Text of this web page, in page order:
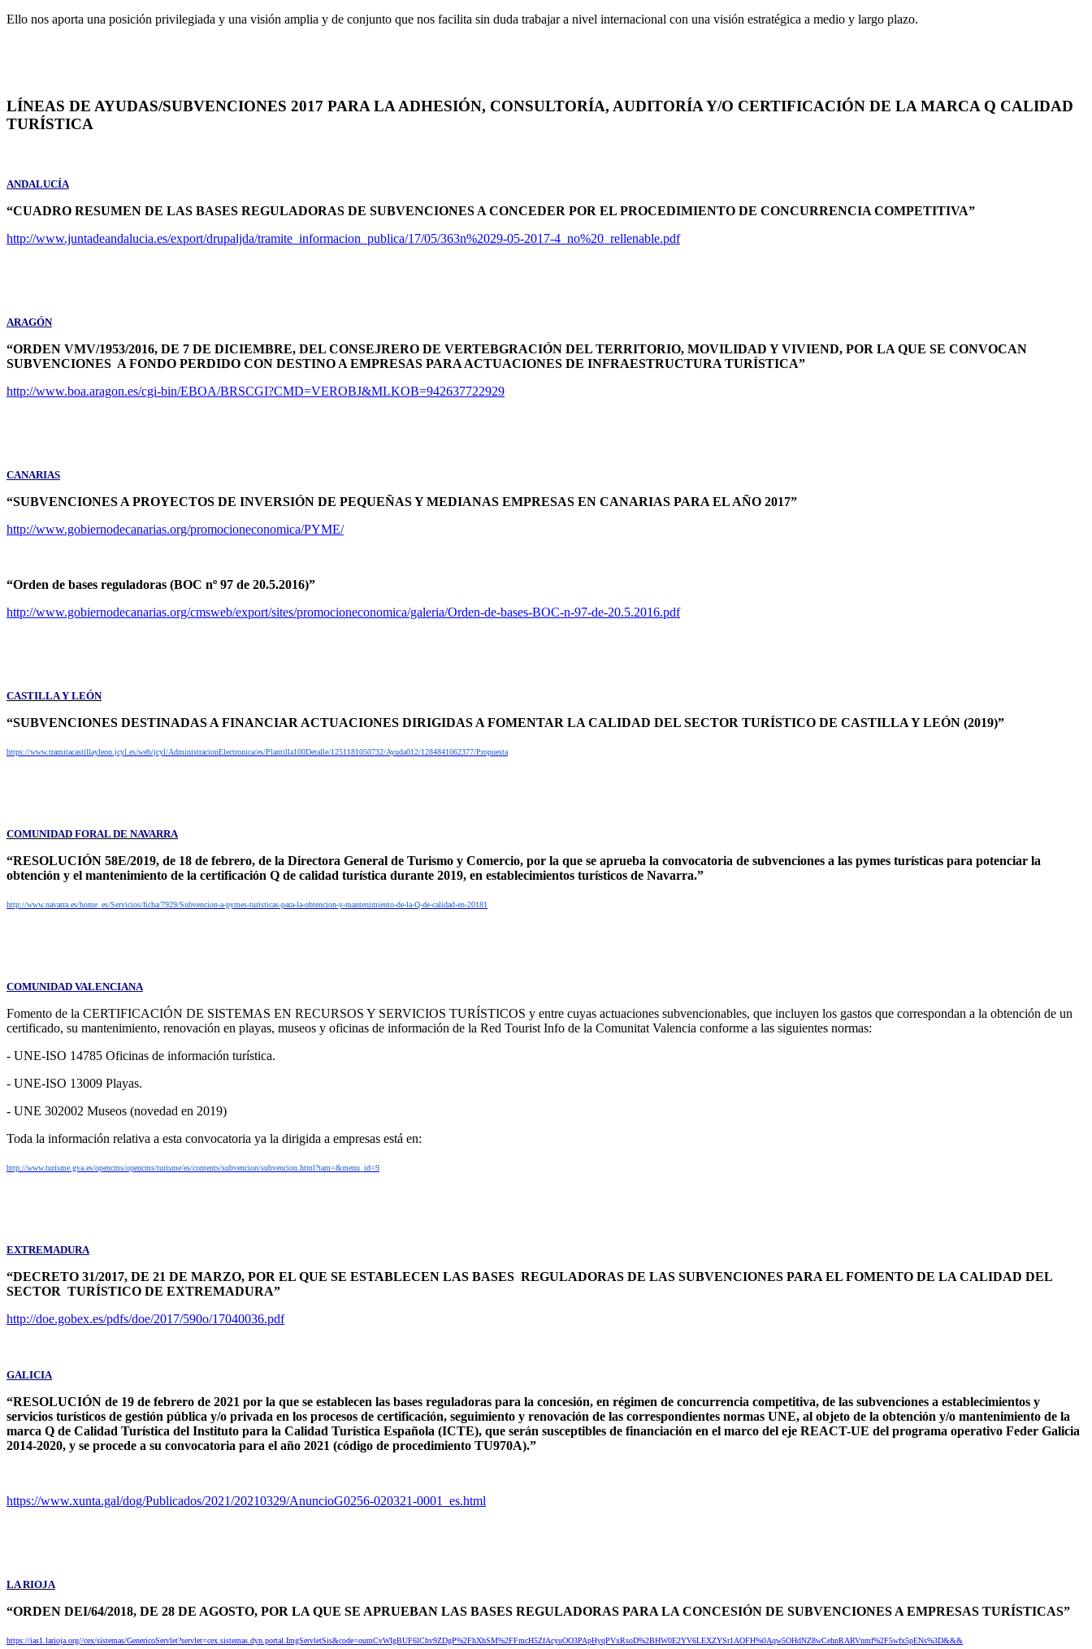
Ello nos aporta una posición privilegiada y una visión amplia y de conjunto que nos facilita sin duda trabajar a nivel internacional con una visión estratégica a medio y largo plazo.
LÍNEAS DE AYUDAS/SUBVENCIONES 2017 PARA LA ADHESIÓN, CONSULTORÍA, AUDITORÍA Y/O CERTIFICACIÓN DE LA MARCA Q CALIDAD
TURÍSTICA
ANDALUCÍA
“CUADRO RESUMEN DE LAS BASES REGULADORAS DE SUBVENCIONES A CONCEDER POR EL PROCEDIMIENTO DE CONCURRENCIA COMPETITIVA”
http://www.juntadeandalucia.es/export/drupaljda/tramite_informacion_publica/17/05/363n%2029-05-2017-4_no%20_rellenable.pdf
ARAGÓN
“ORDEN VMV/1953/2016, DE 7 DE DICIEMBRE, DEL CONSEJRERO DE VERTEBGRACIÓN DEL TERRITORIO, MOVILIDAD Y VIVIEND, POR LA QUE SE CONVOCAN
SUBVENCIONES A FONDO PERDIDO CON DESTINO A EMPRESAS PARA ACTUACIONES DE INFRAESTRUCTURA TURÍSTICA”
http://www.boa.aragon.es/cgi-bin/EBOA/BRSCGI?CMD=VEROBJ&MLKOB=942637722929
CANARIAS
“SUBVENCIONES A PROYECTOS DE INVERSIÓN DE PEQUEÑAS Y MEDIANAS EMPRESAS EN CANARIAS PARA EL AÑO 2017”
http://www.gobiernodecanarias.org/promocioneconomica/PYME/
“Orden de bases reguladoras (BOC nº 97 de 20.5.2016)”
http://www.gobiernodecanarias.org/cmsweb/export/sites/promocioneconomica/galeria/Orden-de-bases-BOC-n-97-de-20.5.2016.pdf
CASTILLA Y LEÓN
“SUBVENCIONES DESTINADAS A FINANCIAR ACTUACIONES DIRIGIDAS A FOMENTAR LA CALIDAD DEL SECTOR TURÍSTICO DE CASTILLA Y LEÓN (2019)”
https://www.tramitacastillayleon.jcyl.es/web/jcyl/AdministracionElectronica/es/Plantilla100Detalle/1251181050732/Ayuda012/1284841062377/Propuesta
COMUNIDAD FORAL DE NAVARRA
“RESOLUCIÓN 58E/2019, de 18 de febrero, de la Directora General de Turismo y Comercio, por la que se aprueba la convocatoria de subvenciones a las pymes turísticas para potenciar la
obtención y el mantenimiento de la certificación Q de calidad turística durante 2019, en establecimientos turísticos de Navarra.”
http://www.navarra.es/home_es/Servicios/ficha/7929/Subvencion-a-pymes-turisticas-para-la-obtencion-y-mantenimiento-de-la-Q-de-calidad-en-20181
COMUNIDAD VALENCIANA
Fomento de la CERTIFICACIÓN DE SISTEMAS EN RECURSOS Y SERVICIOS TURÍSTICOS y entre cuyas actuaciones subvencionables, que incluyen los gastos que correspondan a la obtención de un
certificado, su mantenimiento, renovación en playas, museos y oficinas de información de la Red Tourist Info de la Comunitat Valencia conforme a las siguientes normas:
- UNE-ISO 14785 Oficinas de información turística.
- UNE-ISO 13009 Playas.
- UNE 302002 Museos (novedad en 2019)
Toda la información relativa a esta convocatoria ya la dirigida a empresas está en:
http://www.turisme.gva.es/opencms/opencms/turisme/es/contents/subvencion/subvencion.html?tam=&menu_id=9
EXTREMADURA
“DECRETO 31/2017, DE 21 DE MARZO, POR EL QUE SE ESTABLECEN LAS BASES REGULADORAS DE LAS SUBVENCIONES PARA EL FOMENTO DE LA CALIDAD DEL
SECTOR TURÍSTICO DE EXTREMADURA”
http://doe.gobex.es/pdfs/doe/2017/590o/17040036.pdf
GALICIA
“RESOLUCIÓN de 19 de febrero de 2021 por la que se establecen las bases reguladoras para la concesión, en régimen de concurrencia competitiva, de las subvenciones a establecimientos y
servicios turísticos de gestión pública y/o privada en los procesos de certificación, seguimiento y renovación de las correspondientes normas UNE, al objeto de la obtención y/o mantenimiento de la
marca Q de Calidad Turística del Instituto para la Calidad Turística Española (ICTE), que serán susceptibles de financiación en el marco del eje REACT-UE del programa operativo Feder Galicia
2014-2020, y se procede a su convocatoria para el año 2021 (código de procedimiento TU970A).”
https://www.xunta.gal/dog/Publicados/2021/20210329/AnuncioG0256-020321-0001_es.html
LA RIOJA
“ORDEN DEI/64/2018, DE 28 DE AGOSTO, POR LA QUE SE APRUEBAN LAS BASES REGULADORAS PARA LA CONCESIÓN DE SUBVENCIONES A EMPRESAS TURÍSTICAS”
https://ias1.larioja.org//cex/sistemas/GenericoServlet?servlet=cex.sistemas.dyn.portal.ImgServletSis&code=oumCvWIgBUF6lChv9ZDgP%2FhXhSM%2FFmcH5ZfAcyuOO3PApHyqPVxRsoD%2BHW0E2YV6LEXZYSr1AOFH%0Aqw5OHdNZ8wCehnRARVnmf%2F5wfx5pENs%3D&&&